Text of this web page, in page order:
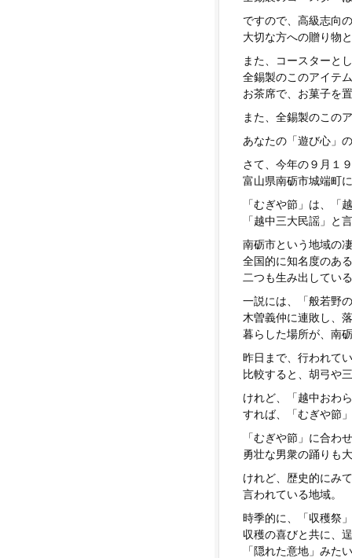
ですので、高級志向
大切な方への贈り物
また、コースターと
全錫製のこのアイテ
お茶席で、お菓子を
また、全錫製のこの
あなたの「遊び心」
さて、今年の９月１
富山県南砺市城端町
「むぎや節」は、「
「越中三大民謡」と
南砺市という地域の
全国的に知名度のあ
二つも生み出してい
一説には、「般若野
木曽義仲に連敗し、
暮らした場所が、南
昨日まで、行われて
比較すると、胡弓や
けれど、「越中おわ
すれば、「むぎや節
「むぎや節」に合わ
勇壮な男衆の踊りも
けれど、歴史的にみ
言われている地域。
時季的に、「収穫祭
収穫の喜びと共に、
「隠れた意地」みた